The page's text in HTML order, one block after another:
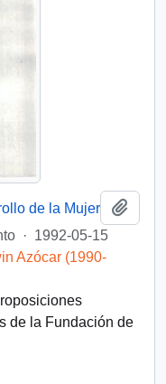
de la Mujer
· 1992-05-15
Azócar (1990-
de la Fundación de